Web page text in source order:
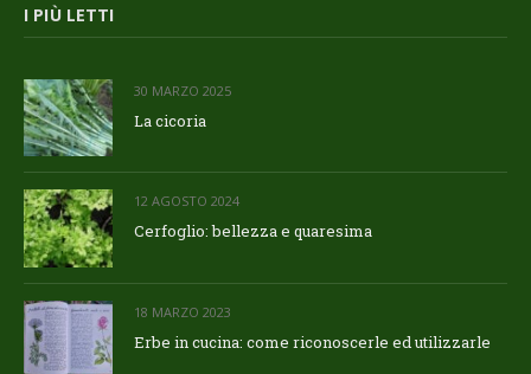
I PIÙ LETTI
30 MARZO 2025
La cicoria
12 AGOSTO 2024
Cerfoglio: bellezza e quaresima
18 MARZO 2023
Erbe in cucina: come riconoscerle ed utilizzarle